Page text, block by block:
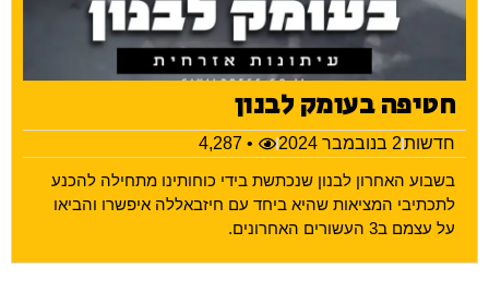
חטיפה בעומק לבנון
חדשות2 בנובמבר 2024
• 4,287
בשבוע האחרון לבנון שנכתשת בידי כוחותינו מתחילה להכנע
לתכתיבי המציאות שהיא ביחד עם חיזבאללה איפשרו והביאו
על עצמם ב3 העשורים האחרונים.